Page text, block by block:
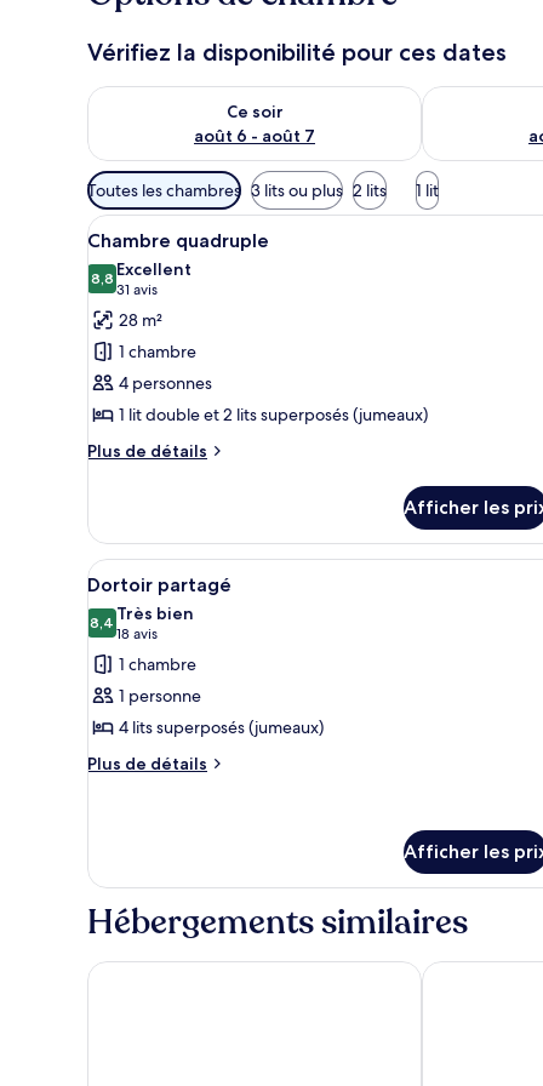
Vérifiez la disponibilité pour ces dates
Ce soir
août 6 - août 7
Vérifier la disponibilité pour ce soir août 6 - août 7
Vérifier la
Filtres
disponibles
pour
les
chambres
Toutes les chambres 3 lits ou plus 2 lits 1 lit
Afficher
toutes
les
photos
pour
ce
type
de
chambre :
Une chambre d’hôtel avec
6
Chambre quadruple
8,88,8 sur 10
Excellent
31 avis
(31 avis)
28 m²
1 chambre
4 personnes
1 lit double et 2 lits superposés (jumeaux)
Plus de détails
Plus
Chambre
quadruple
Afficher les
Afficher
toutes
les
photos
pour
ce
type
de
Une chambre de dortoir avec
5
Dortoir partagé
8,48,4 sur 10
Très bien
18 avis
(18 avis)
1 chambre
1 personne
4 lits superposés (jumeaux)
Plus de détails
Plus
partagé
Afficher les
Hébergements similaires
Rodeway Inn Chicago North Shore - Lincolnwood
Rodeway Inn